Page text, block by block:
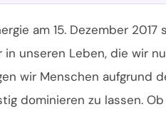
am 15. Dezember
unseren Leben, die wir
wir Menschen aufgrund
dominieren zu lassen.